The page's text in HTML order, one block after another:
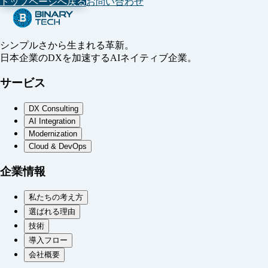
シンプルさから生まれる革新。
日本企業のDXを加速するAIネイティブ企業。
サービス
DX Consulting
AI Integration
Modernization
Cloud & DevOps
企業情報
私たちの考え方
選ばれる理由
技術
導入フロー
会社概要